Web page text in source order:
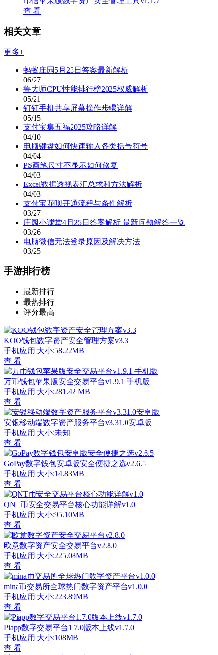
查 看
相关文章
更多+
蚂蚁庄园5月23日答案最新解析
06/27
鲁大师CPU性能排行榜2025权威解析
05/21
钉钉手机共享屏幕操作步骤详解
05/15
支付宝集五福2025攻略详解
04/10
电脑键盘如何快速输入各类括号符号
04/04
PS画笔尺寸不显示如何修复
04/03
Excel数据透视表汇总求和方法解析
04/03
支付宝花呗开通流程与条件解析
03/27
庄园小课堂4月25日答案解析 最新问题解答一览
03/26
电脑微信无法登录原因及解决方法
03/25
手游排行榜
最新排行
最热排行
评分最高
KOO钱包数字资产安全管理方案v3.3
手机应用 大小:58.22MB
查 看
万币钱包苹果版安全交易平台v1.9.1 手机版
手机应用 大小:281.42 MB
查 看
安银移动端数字资产服务平台v3.31.0安卓版
手机应用 大小:未知
查 看
GoPay数字钱包安卓版安全便捷之选v2.6.5
手机应用 大小:14.83MB
查 看
QNT币安全交易平台核心功能详解v1.0
手机应用 大小:95.10MB
查 看
欧意数字资产安全交易平台v2.8.0
手机应用 大小:225.08MB
查 看
mina币交易所全球热门数字资产平台v1.0.0
手机应用 大小:223.89MB
查 看
Piapp数字交易平台1.7.0版本上线v1.7.0
手机应用 大小:108MB
查 看